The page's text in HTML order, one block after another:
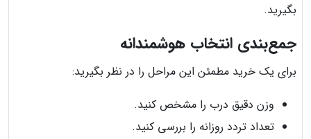
بگیرید.
جمع‌بندی انتخاب هوشمندانه
برای یک خرید مطمئن این مراحل را در نظر بگیرید:
وزن دقیق درب را مشخص کنید.
تعداد تردد روزانه را بررسی کنید.